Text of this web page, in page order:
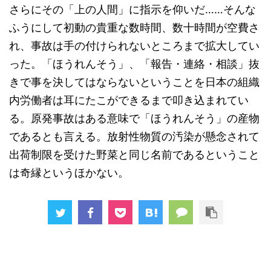
さらにその「上の人間」に指示を仰いだ……そんな
ふうにして初動の貴重な数時間、数十時間が空費さ
れ、事故は手の付けられないところまで拡大してい
った。「ほうれんそう」、「報告・連絡・相談」抜
きで事を決してはならないということを日本の組織
内労働者は耳にたこができるまで叩き込まれてい
る。原発事故はある意味で「ほうれんそう」の産物
であるとも言える。放射性物質の汚染が懸念されて
出荷制限を受けた野菜と同じ名前であるということ
は奇縁というほかない。